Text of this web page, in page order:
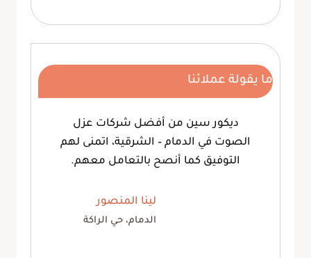
ما يقولة عملائنا
ديكور سين من أفضل شركات عزل
الصوت في الدمام – الشرقية، اتمنى لهم
التوفيق كما أنصح بالتعامل معهم.
لينا المنصور
الدمام، حي الراكة